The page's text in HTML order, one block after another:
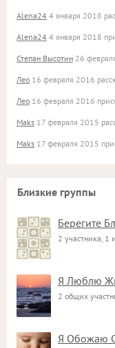
Alena24 4 января 2018
Alena24 4 января 2018
Степан Высотин 26
Лео 16 февраля 2016
Лео 16 февраля 2016
Maks 17 февраля 2015
Maks 17 февраля 2015
Близкие группы
Берегите
2 участника, 1
Я Люблю
2 общих
Я Обожаю